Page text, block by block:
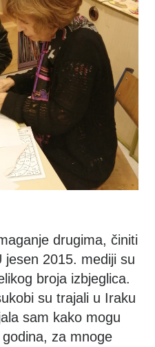
drugima, činiti
2015. mediji su
broja izbjeglica.
su trajali u Iraku
sam kako mogu
za mnoge